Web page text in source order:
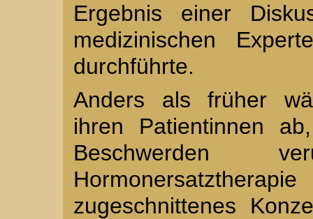
Ergebnis einer
medizinischen
durchführte.
Anders als früher
ihren Patientinnen
Beschwerden
zugeschnittenes